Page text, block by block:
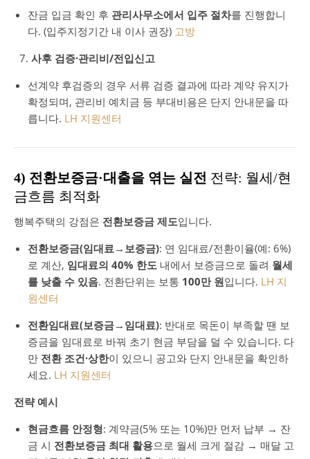
잔금 입금 확인 후 관리사무소에서 입주 절차를 진행합니
다. (입주지정기간 내 이사 권장) 고방
사후 검증·관리비/전입신고
선계약 후검증의 경우 서류 검증 결과에 따라 계약 유지가
확정되며, 관리비 예치금 등 부대비용은 단지 안내문을 따
릅니다. LH 지원센터
4) 전환보증금·대출을 엮는 실전 전략: 월세/현
금흐름 최적화
행복주택의 강점은 전환보증금 제도입니다.
전환보증금(임대료→보증금): 연 임대료/전환이율(예: 6%)
로 계산, 임대료의 40% 한도 내에서 보증금으로 돌려 월세
를 낮출 수 있음. 전환단위는 보통 100만 원입니다. LH 지
원센터
전환임대료(보증금→임대료): 반대로 목돈이 부족할 땐 보
증금을 임대료로 바꿔 초기 현금 부담을 덜 수 있습니다. 다
만 전환 조건·상한이 있으니 공고와 단지 안내문을 확인하
세요. LH 지원센터
전략 예시
현금흐름 안정형: 계약금(5% 또는 10%)만 먼저 납부 → 잔
금 시 전환보증금 최대 활용으로 월세 크게 절감 → 매달 고